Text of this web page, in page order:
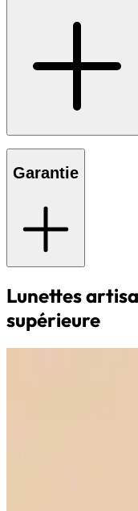
Garantie
Lunettes
supérieure